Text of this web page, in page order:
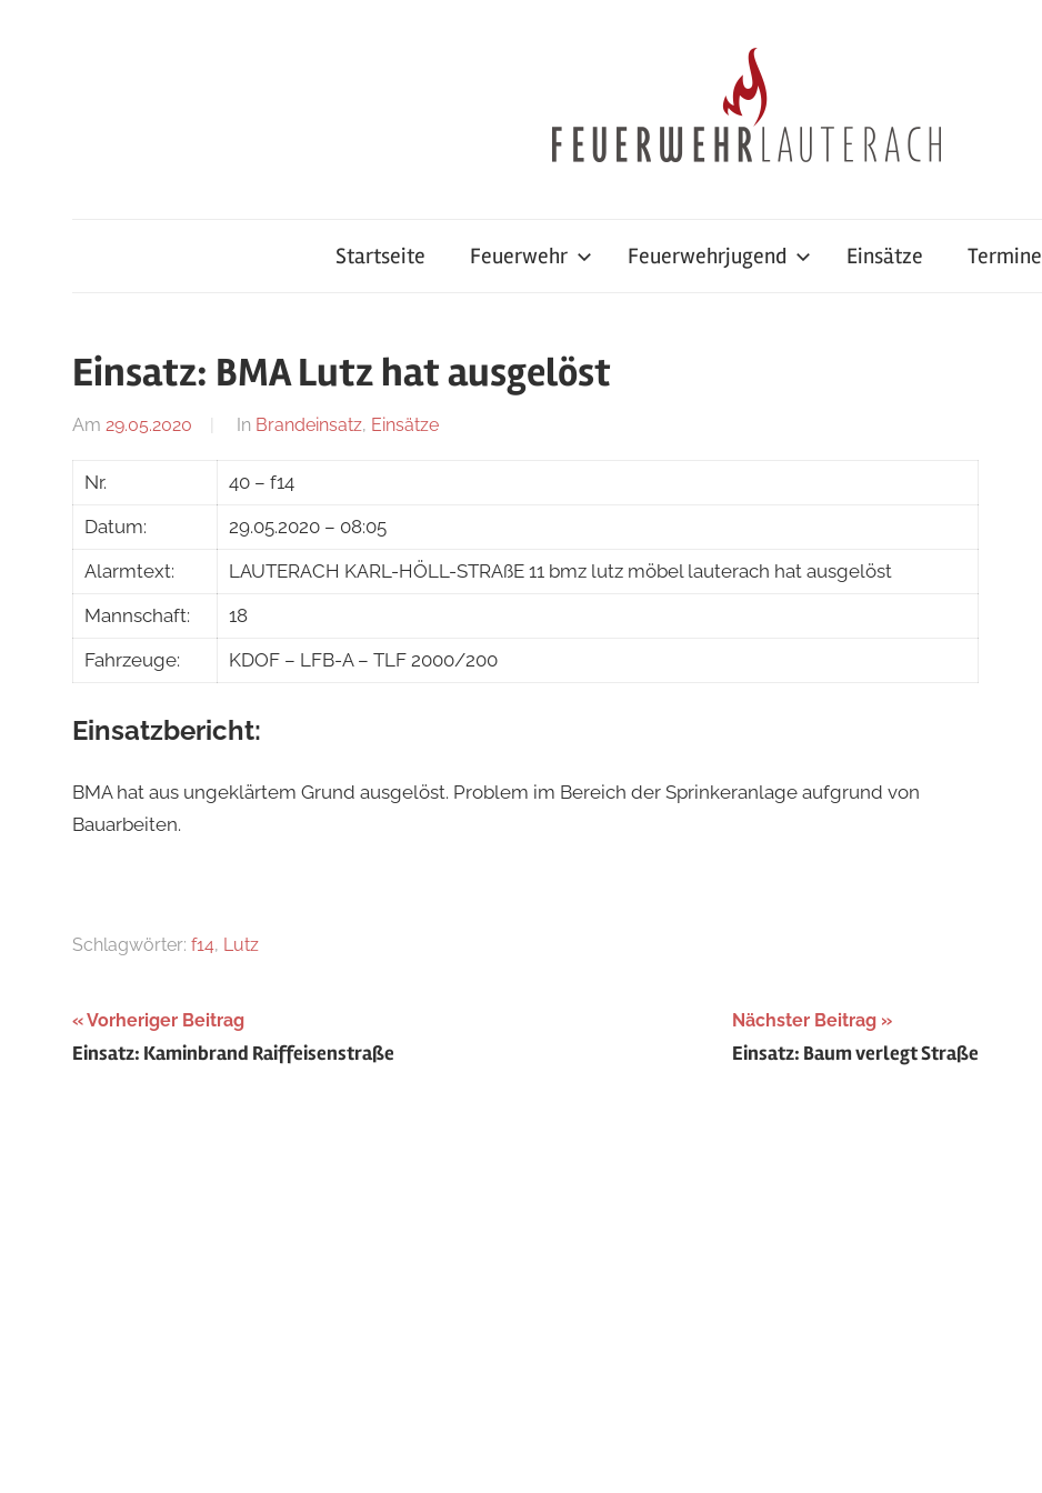
Startseite Feuerwehr Feuerwehrjugend Einsätze Termine
Einsatz: BMA Lutz hat ausgelöst
Am 29.05.2020
Von
In Brandeinsatz, Einsätze
Nr.
40 – f14
Datum:
29.05.2020 – 08:05
Alarmtext:
LAUTERACH KARL-HÖLL-STRAßE 11 bmz lutz möbel lauterach hat ausgelöst
Mannschaft:
18
Fahrzeuge:
KDOF – LFB-A – TLF 2000/200
Einsatzbericht:
BMA hat aus ungeklärtem Grund ausgelöst. Problem im Bereich der Sprinkeranlage aufgrund von
Bauarbeiten.
Schlagwörter: f14, Lutz
Beitragsnavigation
Vorheriger Beitrag
Einsatz: Kaminbrand Raiffeisenstraße
Nächster Beitrag
Einsatz: Baum verlegt Straße